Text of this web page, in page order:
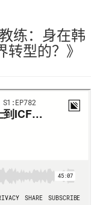
练：身在韩
型的？》